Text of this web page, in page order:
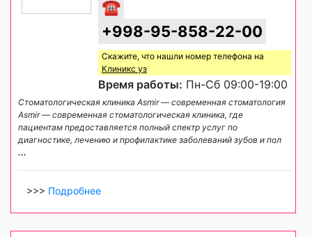
☎
+998-95-858-22-00
Скажите, что нашли номер телефона на
Клиникс уз
Время работы: Пн-Сб 09:00-19:00
Стоматологическая клиника Asmir — современная стоматология
Asmir — современная стоматологическая клиника, где
пациентам предоставляется полный спектр услуг по
диагностике, лечению и профилактике заболеваний зубов и пол
...
>>> Подробнее